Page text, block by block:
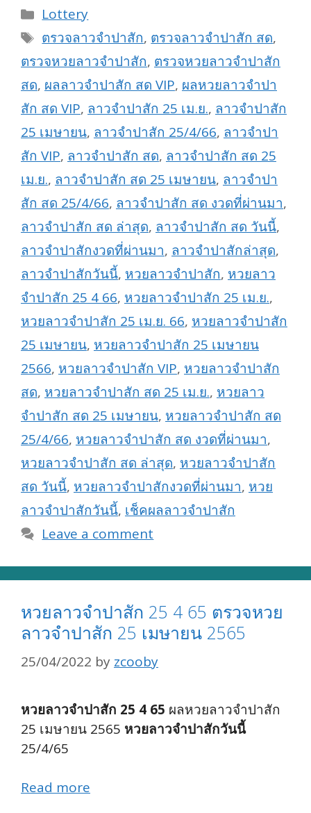
Categories
Lottery
Tags
ตรวจลาวจำปาสัก, ตรวจลาวจำปาสัก สด,
ตรวจหวยลาวจำปาสัก, ตรวจหวยลาวจำปาสัก
สด, ผลลาวจำปาสัก สด VIP, ผลหวยลาวจำปา
สัก สด VIP, ลาวจำปาสัก 25 เม.ย., ลาวจำปาสัก
25 เมษายน, ลาวจำปาสัก 25/4/66, ลาวจำปา
สัก VIP, ลาวจำปาสัก สด, ลาวจำปาสัก สด 25
เม.ย., ลาวจำปาสัก สด 25 เมษายน, ลาวจำปา
สัก สด 25/4/66, ลาวจำปาสัก สด งวดที่ผ่านมา,
ลาวจำปาสัก สด ล่าสุด, ลาวจำปาสัก สด วันนี้,
ลาวจำปาสักงวดที่ผ่านมา, ลาวจำปาสักล่าสุด,
ลาวจำปาสักวันนี้, หวยลาวจำปาสัก, หวยลาว
จำปาสัก 25 4 66, หวยลาวจำปาสัก 25 เม.ย.,
หวยลาวจำปาสัก 25 เม.ย. 66, หวยลาวจำปาสัก
25 เมษายน, หวยลาวจำปาสัก 25 เมษายน
2566, หวยลาวจำปาสัก VIP, หวยลาวจำปาสัก
สด, หวยลาวจำปาสัก สด 25 เม.ย., หวยลาว
จำปาสัก สด 25 เมษายน, หวยลาวจำปาสัก สด
25/4/66, หวยลาวจำปาสัก สด งวดที่ผ่านมา,
หวยลาวจำปาสัก สด ล่าสุด, หวยลาวจำปาสัก
สด วันนี้, หวยลาวจำปาสักงวดที่ผ่านมา, หวย
ลาวจำปาสักวันนี้, เช็คผลลาวจำปาสัก
Leave a comment
หวยลาวจำปาสัก 25 4 65 ตรวจหวย
ลาวจำปาสัก 25 เมษายน 2565
25/04/2022 by zcooby
หวยลาวจำปาสัก 25 4 65 ผลหวยลาวจำปาสัก
25 เมษายน 2565 หวยลาวจำปาสักวันนี้
25/4/65
Read more